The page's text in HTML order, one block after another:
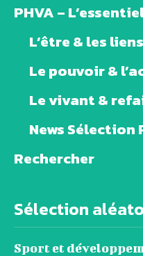
PHVA –
L’être & les liens
Le pouvoir &
Le vivant &
News Sélection
Rechercher
Sélection
Sport et